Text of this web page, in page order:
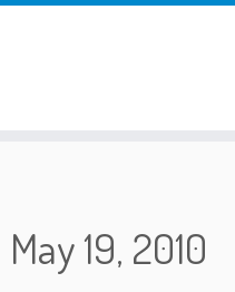
May 19, 2010